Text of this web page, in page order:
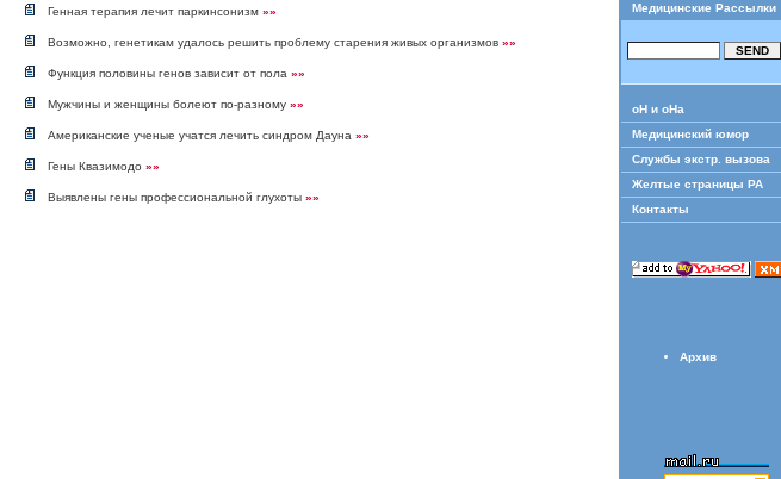
Генная терапия лечит паркинсонизм »»
Возможно, генетикам удалось решить проблему старения живых организмов »»
Функция половины генов зависит от пола »»
Мужчины и женщины болеют по-разному »»
Американские ученые учатся лечить синдром Дауна »»
Гены Квазимодо »»
Выявлены гены профессиональной глухоты »»
Медицинские Рассылки
оН и оНа
Медицинский юмор
Службы экстр. вызова
Желтые страницы РА
Контакты
Архив